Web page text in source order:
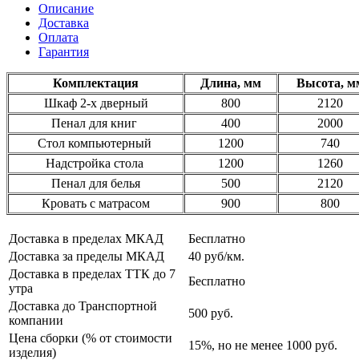
Описание
Доставка
Оплата
Гарантия
Комплектация Длина, мм
Высота,
Шкаф 2-х дверный
800
2120
Пенал для книг
400
2000
Стол компьютерный
1200
740
Надстройка стола
1200
1260
Пенал для белья
500
2120
Кровать с матрасом
900 800
Доставка в пределах МКАД
Бесплатно
Доставка за пределы МКАД
40 руб/км.
Доставка в пределах ТТК до 7
утра
Бесплатно
Доставка до Транспортной
компании
500 руб.
Цена сборки (% от стоимости
изделия)
15%, но не менее 1000 руб.